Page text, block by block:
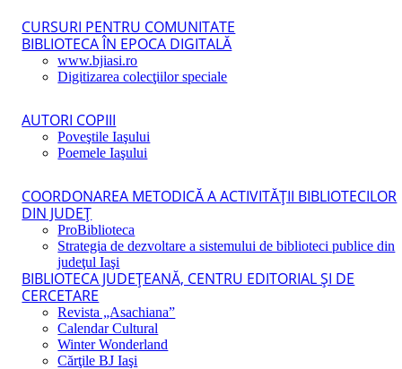
CURSURI PENTRU COMUNITATE
BIBLIOTECA ÎN EPOCA DIGITALĂ
www.bjiasi.ro
Digitizarea colecţiilor speciale
AUTORI COPIII
Poveştile Iaşului
Poemele Iaşului
COORDONAREA METODICĂ A ACTIVITĂŢII BIBLIOTECILOR
DIN JUDEŢ
ProBiblioteca
Strategia de dezvoltare a sistemului de biblioteci publice din
judeţul Iaşi
BIBLIOTECA JUDEŢEANĂ, CENTRU EDITORIAL ŞI DE
CERCETARE
Revista „Asachiana”
Calendar Cultural
Winter Wonderland
Cărţile BJ Iaşi